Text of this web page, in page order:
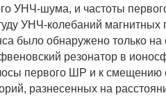
УНЧ-шума, и частоты
УНЧ-колебаний магнитных
было обнаружено только
резонатор в
первого ШР и к смещению
разнесенных на